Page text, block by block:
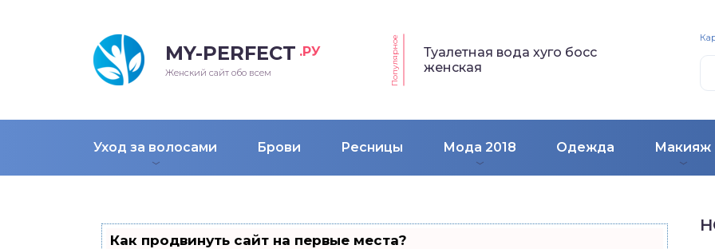
MY-PERFECT .РУ
Женский сайт обо всем Популярное
Туалетная вода хуго босс
женская
Уход за волосами Брови Ресницы Мода 2018 Одежда Макияж
Как продвинуть сайт на первые места?
прически 2018
стрижки 2018